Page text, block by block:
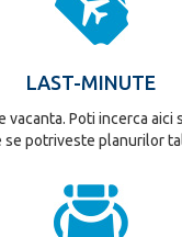
LAST-MINUTE
vacanta. Poti incerca aici
se potriveste planurilor